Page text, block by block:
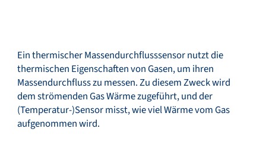
Service & Support
Flow Academy
Ein thermischer Massendurchflusssensor nutzt die
thermischen Eigenschaften von Gasen, um ihren
Massendurchfluss zu messen. Zu diesem Zweck wird
dem strömenden Gas Wärme zugeführt, und der
(Temperatur-)Sensor misst, wie viel Wärme vom Gas
aufgenommen wird.